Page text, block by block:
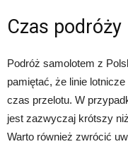
Czas podróży
Podróż samolotem z
pamiętać, że linie
czas przelotu. W
jest zazwyczaj krótszy
Warto również zwrócić